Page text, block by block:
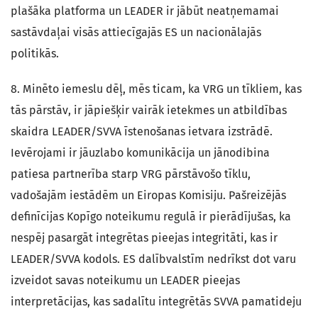
plašāka platforma un LEADER ir jābūt neatņemamai
sastāvdaļai visās attiecīgajās ES un nacionālajās
politikās.
8. Minēto iemeslu dēļ, mēs ticam, ka VRG un tīkliem, kas
tās pārstāv, ir jāpiešķir vairāk ietekmes un atbildības
skaidra LEADER/SVVA īstenošanas ietvara izstrādē.
Ievērojami ir jāuzlabo komunikācija un jānodibina
patiesa partnerība starp VRG pārstāvošo tīklu,
vadošajām iestādēm un Eiropas Komisiju. Pašreizējās
definīcijas Kopīgo noteikumu regulā ir pierādījušas, ka
nespēj pasargāt integrētas pieejas integritāti, kas ir
LEADER/SVVA kodols. ES dalībvalstīm nedrīkst dot varu
izveidot savas noteikumu un LEADER pieejas
interpretācijas, kas sadalītu integrētās SVVA pamatideju